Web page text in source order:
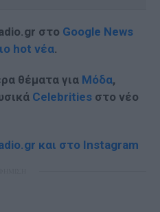
στο Google News
hot νέα.
θέματα για Μόδα,
Celebrities στο νέο
και στο Instagram